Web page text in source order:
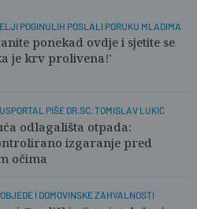
POGINULIH POSLALI PORUKU MLADIMA
ponekad ovdje i sjetite se
je krv prolivena!'
PIŠE DR.SC. TOMISLAV LUKIĆ
odlagališta otpada:
izgaranje pred
očima
I DOMOVINSKE ZAHVALNOSTI